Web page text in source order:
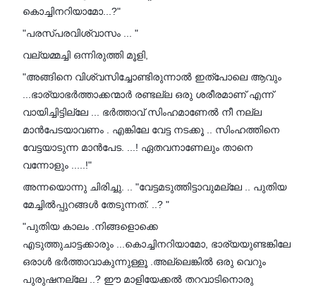
കൊച്ചിനറിയാമോ...?"
"പരസ്പരവിശ്വാസം ... "
വല്യമ്മച്ചി ഒന്നിരുത്തി മൂളി,
"അങ്ങിനെ വിശ്വസിച്ചോണ്ടിരുന്നാൽ ഇത്പോലെ ആവും
...ഭാര്യാഭർത്താക്കന്മാർ രണ്ടല്ല ഒരു ശരീരമാണ് എന്ന്
വായിച്ചിട്ടില്ലേ ... ഭർത്താവ് സിംഹമാണേൽ നീ നല്ല
മാൻപേടയാവണം . എങ്കിലേ വേട്ട നടക്കൂ .. സിംഹത്തിനെ
വേട്ടയാടുന്ന മാൻപേട. ...! ഏതവനാണേലും താനെ
വന്നോളും .....!"
അന്നയൊന്നു ചിരിച്ചു. .. "വേട്ടമടുത്തിട്ടാവുമല്ലേ .. പുതിയ
മേച്ചിൽപ്പുറങ്ങൾ തേടുന്നത്. ..? "
"പുതിയ കാലം .നിങ്ങളൊക്കെ
എടുത്തുചാട്ടക്കാരും ...കൊച്ചിനറിയാമോ, ഭാര്യയുണ്ടങ്കിലേ
ഒരാൾ ഭർത്താവാകുന്നുള്ളൂ .അല്ലെങ്കിൽ ഒരു വെറും
പുരുഷനല്ലേ ..? ഈ മാളിയേക്കൽ തറവാടിനൊരു